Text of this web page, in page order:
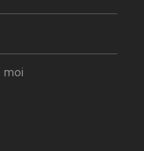
moi